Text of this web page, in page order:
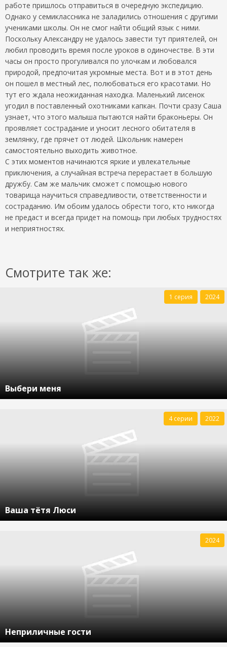
работе пришлось отправиться в очередную экспедицию.
Однако у семиклассника не заладились отношения с другими
учениками школы. Он не смог найти общий язык с ними.
Поскольку Александру не удалось завести тут приятелей, он
любил проводить время после уроков в одиночестве. В эти
часы он просто прогуливался по улочкам и любовался
природой, предпочитая укромные места. Вот и в этот день
он пошел в местный лес, полюбоваться его красотами. Но
тут его ждала неожиданная находка. Маленький лисенок
угодил в поставленный охотниками капкан. Почти сразу Саша
узнает, что этого малыша пытаются найти браконьеры. Он
проявляет сострадание и уносит лесного обитателя в
землянку, где прячет от людей. Школьник намерен
самостоятельно выходить животное.
С этих моментов начинаются яркие и увлекательные
приключения, а случайная встреча перерастает в большую
дружбу. Сам же мальчик сможет с помощью нового
товарища научиться справедливости, ответственности и
состраданию. Им обоим удалось обрести того, кто никогда
не предаст и всегда придет на помощь при любых трудностях
и неприятностях.
Смотрите так же:
Выбери меня
1 серия 2024
Ваша тётя Люси
4 серии 2022
Неприличные гости
2024